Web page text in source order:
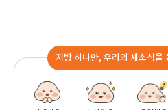
지방 하나만, 우리의 새소식을